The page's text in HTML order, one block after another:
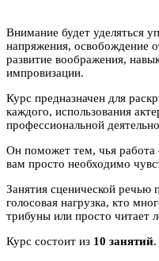
Внимание будет уделяться
напряжения, освобождение
развитие воображения,
импровизации.
Курс предназначен для
каждого, использования
профессиональной
Он поможет тем, чья работа
вам просто необходимо
Занятия сценической речью
голосовая нагрузка, кто
трибуны или просто читает
Курс состоит из 10 занятий